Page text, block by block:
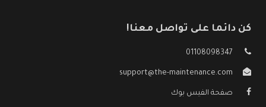
كن دائما على تواصل معنا!
01108098347
support@the-maintenance.com
صفحة الفيس بوك